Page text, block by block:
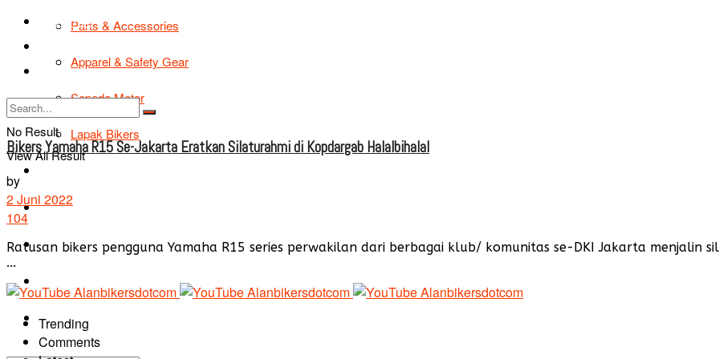
Parts & Accessories
Apparel & Safety Gear
Sepeda Motor
Lapak Bikers
Road Safety
TIPS & TRIK
Tentang Kami
TIPS & TRIK
Tentang Kami
No Result
View All Result
Bikers Yamaha R15 Se-Jakarta Eratkan Silaturahmi di Kopdargab Halalbihalal
by
2 Juni 2022
104
Ratusan bikers pengguna Yamaha R15 series perwakilan dari berbagai klub/ komunitas se-DKI Jakarta menjalin
...
Trending
Comments